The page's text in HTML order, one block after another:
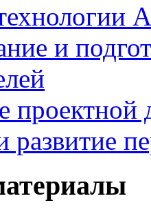
и
проектной
развитие